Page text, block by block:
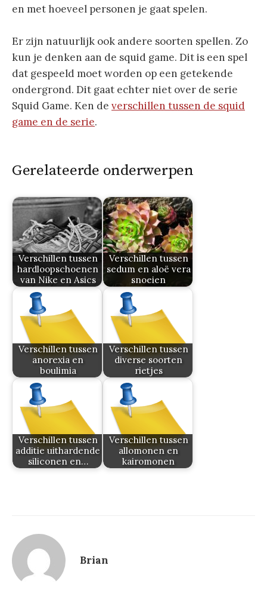
en met hoeveel personen je gaat spelen.
Er zijn natuurlijk ook andere soorten spellen. Zo
kun je denken aan de squid game. Dit is een spel
dat gespeeld moet worden op een getekende
ondergrond. Dit gaat echter niet over de serie
Squid Game. Ken de verschillen tussen de squid
game en de serie.
Gerelateerde onderwerpen
Verschillen tussen
hardloopschoenen
van Nike en Asics
Verschillen tussen
sedum en aloë vera
snoeien
Verschillen tussen
anorexia en
boulimia
Verschillen tussen
diverse soorten
rietjes
Verschillen tussen
additie uithardende
siliconen en…
Verschillen tussen
allomonen en
kairomonen
Brian